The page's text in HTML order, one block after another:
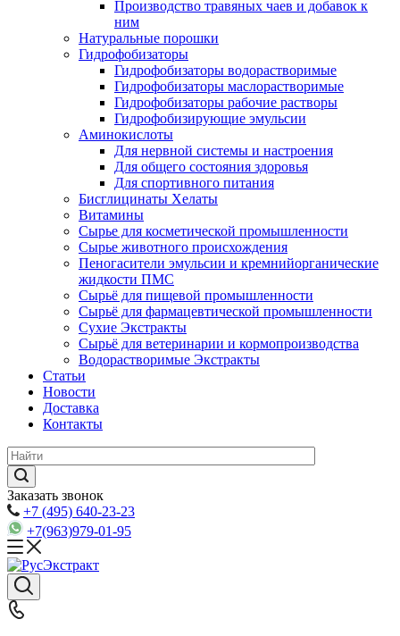
Производство травяных чаев и добавок к
ним
Натуральные порошки
Гидрофобизаторы
Гидрофобизаторы водорастворимые
Гидрофобизаторы маслорастворимые
Гидрофобизаторы рабочие растворы
Гидрофобизирующие эмульсии
Аминокислоты
Для нервной системы и настроения
Для общего состояния здоровья
Для спортивного питания
Бисглицинаты Хелаты
Витамины
Сырье для косметической промышленности
Сырье животного происхождения
Пеногасители эмульсии и кремнийорганические
жидкости ПМС
Сырьё для пищевой промышленности
Сырьё для фармацевтической промышленности
Сухие Экстракты
Сырьё для ветеринарии и кормопроизводства
Водорастворимые Экстракты
Статьи
Новости
Доставка
Контакты
Заказать звонок
+7 (495) 640-23-23
+7(963)979-01-95